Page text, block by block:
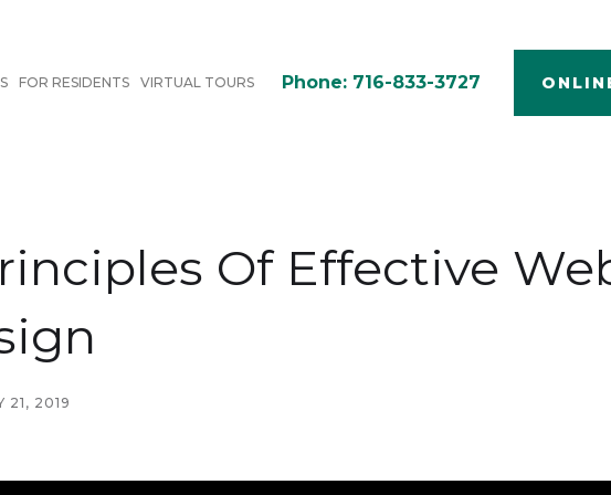
FOR RESIDENTS VIRTUAL TOURS Phone: 716-833-3727
Of Effective
21, 2019